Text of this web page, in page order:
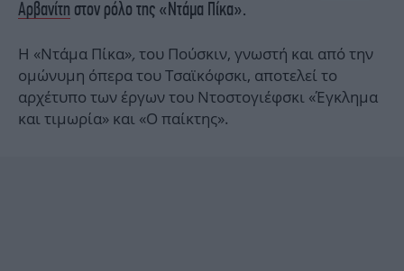
Αρβανίτη στον ρόλο της «Ντάμα Πίκα».
Η «Ντάμα Πίκα», του Πούσκιν, γνωστή και από την
ομώνυμη όπερα του Τσαϊκόφσκι, αποτελεί το
αρχέτυπο των έργων του Ντοστογιέφσκι «Έγκλημα
και τιμωρία» και «Ο παίκτης».